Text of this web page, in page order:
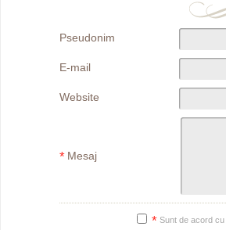
Pseudonim
E-mail
Website
* Mesaj
* Sunt de acord cu